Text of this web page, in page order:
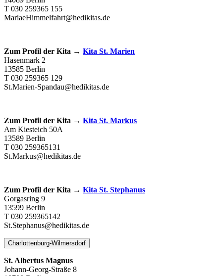
T 030 259365 155
MariaeHimmelfahrt@hedikitas.de
Zum Profil der Kita → Kita St. Marien
Hasenmark 2
13585 Berlin
T 030 259365 129
St.Marien-Spandau@hedikitas.de
Zum Profil der Kita → Kita St. Markus
Am Kiesteich 50A
13589 Berlin
T 030 259365131
St.Markus@hedikitas.de
Zum Profil der Kita → Kita St. Stephanus
Gorgasring 9
13599 Berlin
T 030 259365142
St.Stephanus@hedikitas.de
Charlottenburg-Wilmersdorf
St. Albertus Magnus
Johann-Georg-Straße 8